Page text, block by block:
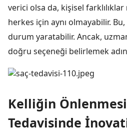
verici olsa da, kişisel
herkes için aynı olmayabilir. Bu,
durum yaratabilir. Ancak,
doğru seçeneği belirlemek
Kelliğin
Tedavisinde